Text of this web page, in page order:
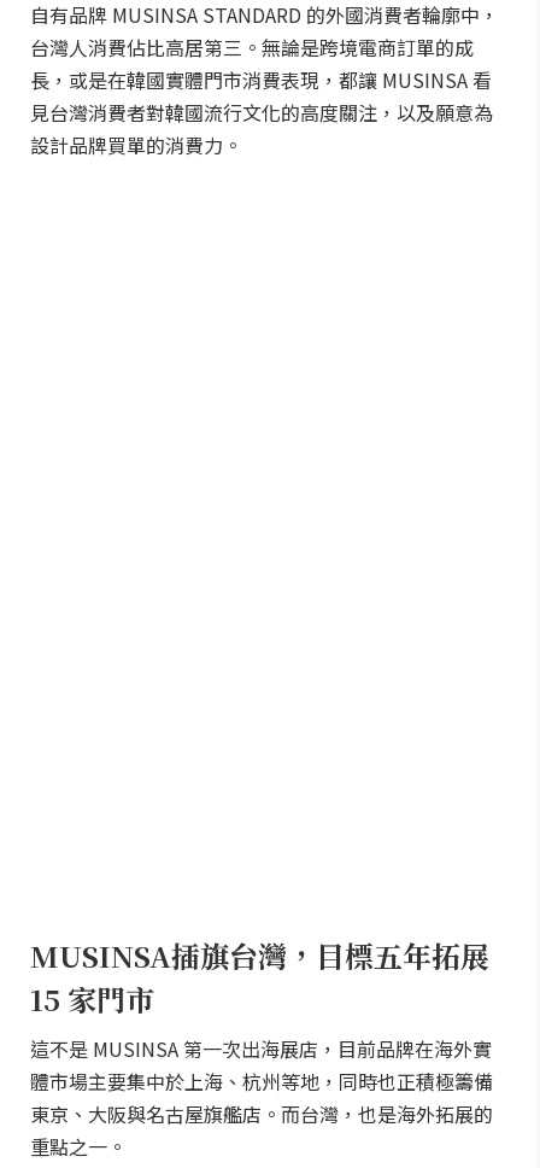
自有品牌 MUSINSA STANDARD 的外國消費者輪廓中，
台灣人消費佔比高居第三。無論是跨境電商訂單的成
長，或是在韓國實體門市消費表現，都讓 MUSINSA 看
見台灣消費者對韓國流行文化的高度關注，以及願意為
設計品牌買單的消費力。
MUSINSA插旗台灣，目標五年拓展
15 家門市
這不是 MUSINSA 第一次出海展店，目前品牌在海外實
體市場主要集中於上海、杭州等地，同時也正積極籌備
東京、大阪與名古屋旗艦店。而台灣，也是海外拓展的
重點之一。